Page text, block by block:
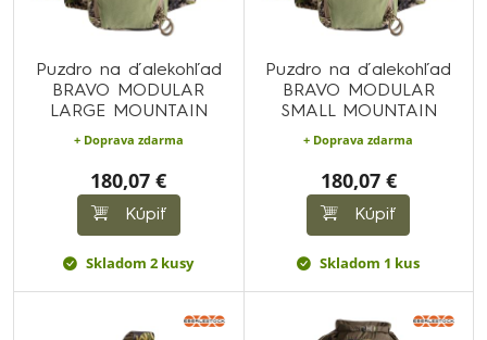
Puzdro na ďalekohľad
BRAVO MODULAR
LARGE MOUNTAIN
+ Doprava zdarma
180,07 €
Kúpiť
Skladom 2 kusy
Puzdro na ďalekohľad
BRAVO MODULAR
SMALL MOUNTAIN
+ Doprava zdarma
180,07 €
Kúpiť
Skladom 1 kus